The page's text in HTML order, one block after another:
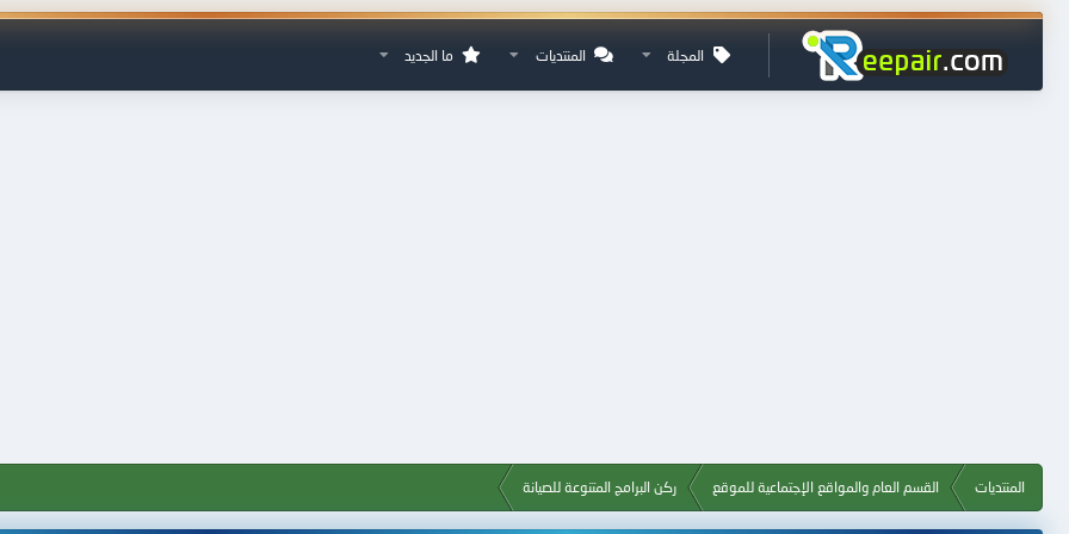
المجلة المنتديات ما الجديد
المنتديات القسم العام والمواقع الإجتماعية للموقع ركن البرامج المتنوعة للصيانة